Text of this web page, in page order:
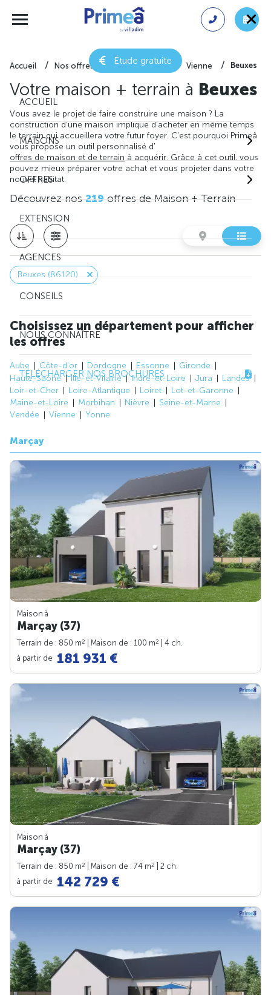
Étude gratuite
ACCUEIL
MAISONS
OFFRES
EXTENSION
AGENCES
CONSEILS
NOUS CONNAÎTRE
TÉLÉCHARGER NOS BROCHURES
Accueil Nos offres de maison + terrain Vienne Beuxes
Votre maison + terrain à Beuxes
Vous avez le projet de faire construire une maison ? La
construction d'une maison implique d'acheter en même temps
le terrain qui accueillera votre futur foyer. C'est pourquoi Primeâ
vous propose un outil personnalisé d'
offres de maison et de terrain à acquérir. Grâce à cet outil, vous
pouvez mieux préparer votre achat et vous projeter dans votre
nouvel habitat.
Découvrez nos219offres de Maison + Terrain
Beuxes (86120)
Choisissez un département pour afficher
les offres
Aube Côte-d'or Dordogne Essonne
Gironde
Haute-Saône
Ille-et-Vilaine Indre-et-Loire Jura
Landes
Loir-et-Cher
Loire-Atlantique Loiret
Lot-et-Garonne
Maine-et-Loire
Morbihan Nièvre
Seine-et-Marne
Vendée
Vienne Yonne
Marçay
Maison à
Marçay (37)
Terrain de : 850 m2 | Maison de : 100 m2
| 4 ch.
à partir de 181 931 €
Maison à
Marçay (37)
Terrain de : 850 m2 | Maison de : 74 m2
| 2 ch.
à partir de 142 729 €